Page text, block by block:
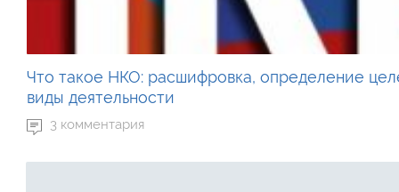
Что такое НКО: расшифровка, определение
виды деятельности
3 комментария